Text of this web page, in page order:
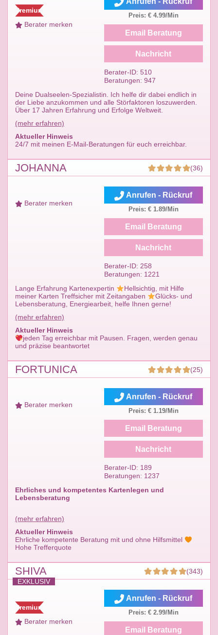
Premium
Berater merken
Deine Dualseelen-Spezialistin. Ich helfe dir dabei endlich in
der Liebe anzukommen und alle Störfaktoren loszuwerden.
Über 17 Jahren Erfahrung und Erfolge Weltweit.
(mehr erfahren)
Aktueller Hinweis
24/7 mit meinen E-Mail-Beratungen für euch erreichbar.
Preis: € 4.99/Min
Email Beratung
Nachricht
Berater-ID: 510
Beratungen: 947
JOHANNA (36)
Berater merken
Lange Erfahrung Kartenexpertin
Hellsichtig, mit Hilfe
meiner Karten Treffsicher mit Zeitangaben
Glücks- und
Lebensberatung, Energiearbeit, helfe Ihnen gerne!
(mehr erfahren)
Aktueller Hinweis
jeden Tag erreichbar mit Pausen. Fragen, werden genau
und präzise beantwortet
Anrufen - Rückruf
Preis: € 1.89/Min
Email Beratung
Nachricht
Berater-ID: 258
Beratungen: 1221
FORTUNICA (25)
Berater merken
Ehrliches und kompetentes Kartenlegen und
Lebensberatung
(mehr erfahren)
Aktueller Hinweis
Ehrliche kompetente Beratung mit und ohne Hilfsmittel
Hohe Trefferquote
Anrufen - Rückruf
Preis: € 1.19/Min
Email Beratung
Nachricht
Berater-ID: 189
Beratungen: 1237
SHIVA
(343)
EXKLUSIV
Premium
Berater merken
Anrufen - Rückruf
Preis: € 2.99/Min
Email Beratung